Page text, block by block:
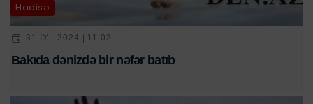
Hadisə
31 IYL 2024 | 11:02
Bakıda dənizdə bir nəfər batıb